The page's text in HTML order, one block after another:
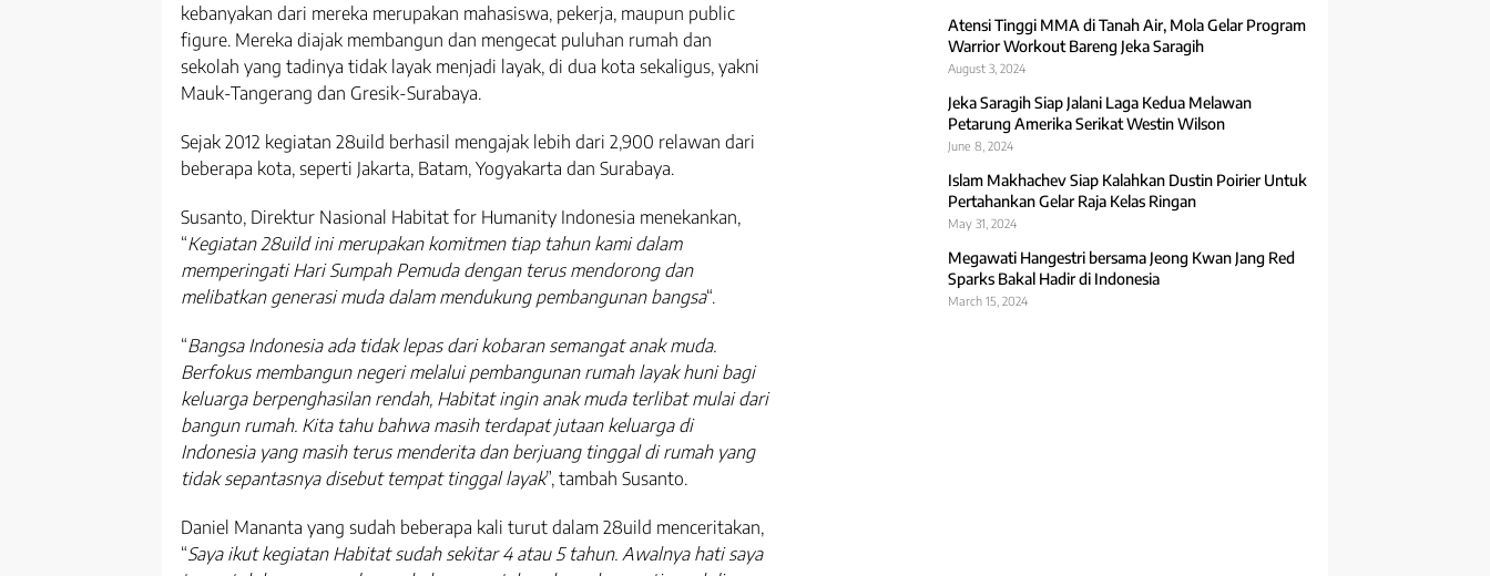
kebanyakan dari mereka merupakan mahasiswa, pekerja, maupun public
figure. Mereka diajak membangun dan mengecat puluhan rumah dan
sekolah yang tadinya tidak layak menjadi layak, di dua kota sekaligus, yakni
Mauk-Tangerang dan Gresik-Surabaya.
Sejak 2012 kegiatan 28uild berhasil mengajak lebih dari 2,900 relawan dari
beberapa kota, seperti Jakarta, Batam, Yogyakarta dan Surabaya.
Susanto, Direktur Nasional Habitat for Humanity Indonesia menekankan,
“Kegiatan 28uild ini merupakan komitmen tiap tahun kami dalam
memperingati Hari Sumpah Pemuda dengan terus mendorong dan
melibatkan generasi muda dalam mendukung pembangunan bangsa“.
“Bangsa Indonesia ada tidak lepas dari kobaran semangat anak muda.
Berfokus membangun negeri melalui pembangunan rumah layak huni bagi
keluarga berpenghasilan rendah, Habitat ingin anak muda terlibat mulai dari
bangun rumah. Kita tahu bahwa masih terdapat jutaan keluarga di
Indonesia yang masih terus menderita dan berjuang tinggal di rumah yang
tidak sepantasnya disebut tempat tinggal layak”, tambah Susanto.
Daniel Mananta yang sudah beberapa kali turut dalam 28uild menceritakan,
“Saya ikut kegiatan Habitat sudah sekitar 4 atau 5 tahun. Awalnya hati saya
Atensi Tinggi MMA di Tanah Air, Mola Gelar Program
Warrior Workout Bareng Jeka Saragih
August 3, 2024
Jeka Saragih Siap Jalani Laga Kedua Melawan
Petarung Amerika Serikat Westin Wilson
June 8, 2024
Islam Makhachev Siap Kalahkan Dustin Poirier Untuk
Pertahankan Gelar Raja Kelas Ringan
May 31, 2024
Megawati Hangestri bersama Jeong Kwan Jang Red
Sparks Bakal Hadir di Indonesia
March 15, 2024